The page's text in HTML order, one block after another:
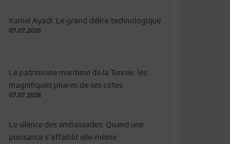
Kamel Ayadi: Le grand délire technologique
07.07.2026
Le patrimoine maritime de la Tunisie: les
magnifiques phares de ses côtes
07.07.2026
Le silence des ambassades: Quand une
puissance s’affaiblit elle-même